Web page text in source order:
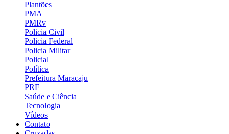
Plantões
PMA
PMRv
Policia Civil
Policia Federal
Policia Militar
Policial
Política
Prefeitura Maracaju
PRF
Saúde e Ciência
Tecnologia
Vídeos
Contato